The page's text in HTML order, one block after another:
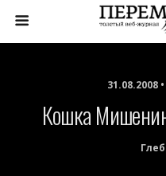
31.08.2008
Кошка